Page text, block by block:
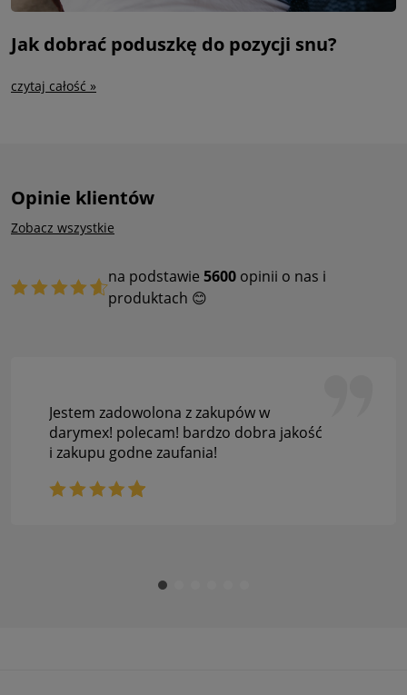
Jak dobrać poduszkę do pozycji snu?
czytaj całość »
Opinie klientów
Zobacz wszystkie
na podstawie 5600 opinii o nas i
produktach 😊
Jestem zadowolona z zakupów w
darymex! polecam! bardzo dobra jakość
i zakupu godne zaufania!